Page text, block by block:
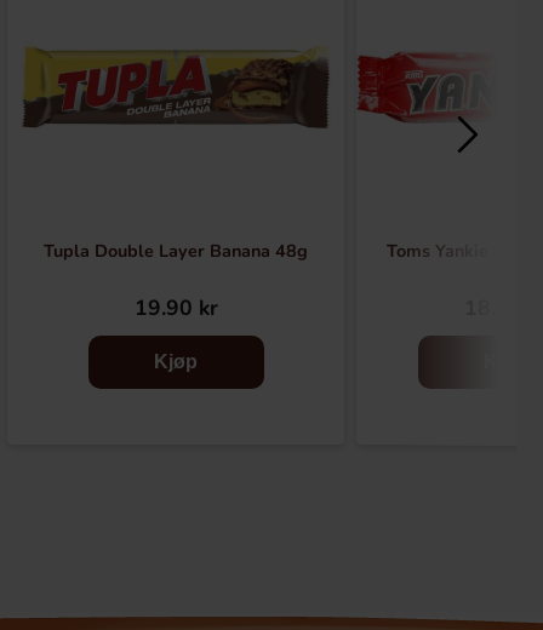
Tupla Double Layer Banana 48g
19.90 kr
Kjøp
Toms Yankie Bar